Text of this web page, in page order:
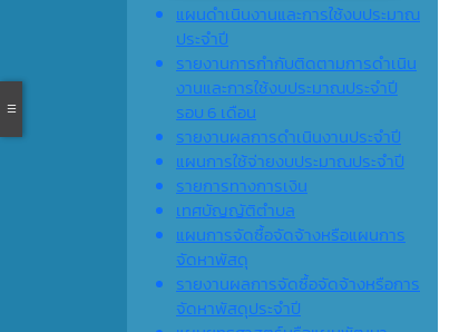
แผนดำเนินงานและการใช้งบประมาณ
ประจำปี
รายงานการกำกับติดตามการดำเนิน
งานและการใช้งบประมาณประจำปี
รอบ 6 เดือน
รายงานผลการดำเนินงานประจำปี
แผนการใช้จ่ายงบประมาณประจำปี
รายการทางการเงิน
เทศบัญญัติตำบล
แผนการจัดซื้อจัดจ้างหรือแผนการ
จัดหาพัสดุ
รายงานผลการจัดซื้อจัดจ้างหรือการ
จัดหาพัสดุประจำปี